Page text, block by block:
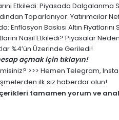
Etkiledi: Piyasada Dalgalanma
Toparlanıyor: Yatırımcılar
Enflasyon Baskısı Altın Fiyatlarını
Nasıl Etkiledi? Piyasalar
%4’ün Üzerinde Geriledi!
açmak için tıklayın!
>>> Hemen Telegram,
ilk siz haberdar olun!
tamamen yorum ve